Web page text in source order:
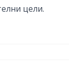
цели.